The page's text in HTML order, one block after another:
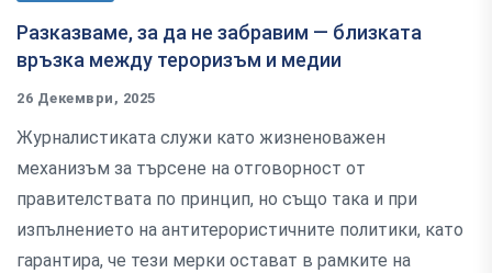
Разказваме, за да не забравим — близката
връзка между тероризъм и медии
26 Декември, 2025
Журналистиката служи като жизненоважен
механизъм за търсене на отговорност от
правителствата по принцип, но също така и при
изпълнението на антитерористичните политики, като
гарантира, че тези мерки остават в рамките на